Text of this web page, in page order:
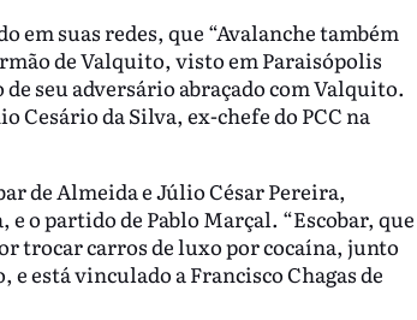
em suas redes, que “Avalanche também
de Valquito, visto em Paraisópolis
seu adversário abraçado com Valquito.
Cesário da Silva, ex-chefe do PCC na
de Almeida e Júlio César Pereira,
o partido de Pablo Marçal. “Escobar, que
trocar carros de luxo por cocaína, junto
está vinculado a Francisco Chagas de